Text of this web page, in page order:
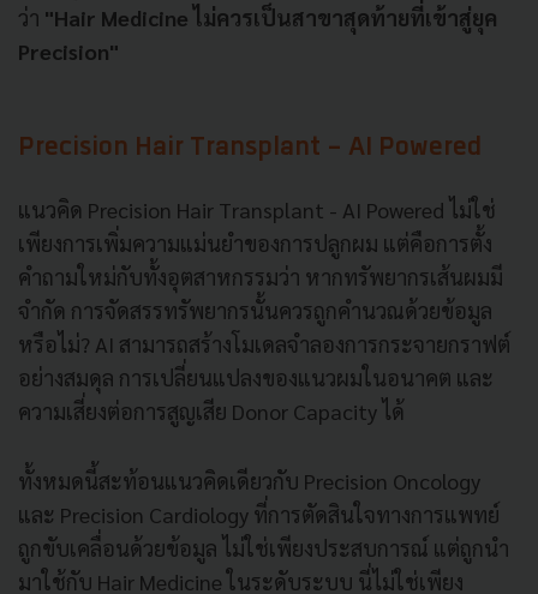
ว่า "Hair Medicine ไม่ควรเป็นสาขาสุดท้ายที่เข้าสู่ยุค
Precision"
Precision Hair Transplant - AI Powered
แนวคิด Precision Hair Transplant - AI Powered ไม่ใช่
เพียงการเพิ่มความแม่นยำของการปลูกผม แต่คือการตั้ง
คำถามใหม่กับทั้งอุตสาหกรรมว่า หากทรัพยากรเส้นผมมี
จำกัด การจัดสรรทรัพยากรนั้นควรถูกคำนวณด้วยข้อมูล
หรือไม่? AI สามารถสร้างโมเดลจำลองการกระจายกราฟต์
อย่างสมดุล การเปลี่ยนแปลงของแนวผมในอนาคต และ
ความเสี่ยงต่อการสูญเสีย Donor Capacity ได้
ทั้งหมดนี้สะท้อนแนวคิดเดียวกับ Precision Oncology
และ Precision Cardiology ที่การตัดสินใจทางการแพทย์
ถูกขับเคลื่อนด้วยข้อมูล ไม่ใช่เพียงประสบการณ์ แต่ถูกนำ
มาใช้กับ Hair Medicine ในระดับระบบ นี่ไม่ใช่เพียง